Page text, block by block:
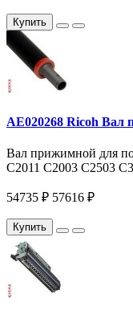
Купить
AE020268 Ricoh Вал
Вал прижимной для
C2011 C2003 С2503
54735 ₽ 57616 ₽
Купить